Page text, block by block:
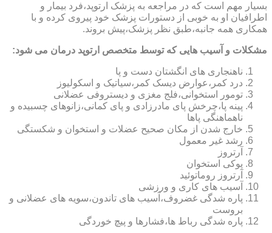
بسیار مهم است که در مراجعه به پزشک ارتوپد،فرد بیمار و
اطرافیان او به خوبی از دستورات پزشک خود پیروی کرده و با
همکاری همه جانبه،طبق نظر پزشک،پیش بروند.
مشکلات و آسیب هایی که توسط متخصص ارتوپد درمان می شود:
ناهنجاری های انگشتان دست و پا
درد کمر،عوارض دیسک کمر،سیاتیک و اسکولیوز
تومور استخوانی،فلج مغزی و دیستروفی عضلانی
پینه پا،چرخش پای مادرزادی و پای کمانی،زانوهای چسبیده و
ناهماهنگی پاها
خارج شدن از مکان صحیح عضلات و استخوان و شکستگی
رشد غیر معمول
آرتروز
پوکی استخوان
آرتروز روماتوئید
آسیب های کاری و ورزشی
پاره شدگی غضروف،آسیب های تاندون،سویه های عضلانی و
بروست
پاره شدگی رباط ها،فشارها و پیچ خوردگی